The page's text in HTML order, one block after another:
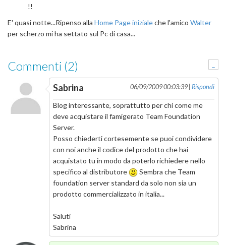
!!
E' quasi notte...Ripenso alla Home Page inizialeche l'amico Walter
per scherzo mi ha settato sul Pc di casa...
Commenti (2) -
Sabrina 06/09/2009 00:03:39 | Rispondi
Blog interessante, soprattutto per chi come me
deve acquistare il famigerato Team Foundation
Server.
Posso chiederti cortesemente se puoi condividere
con noi anche il codice del prodotto che hai
acquistato tu in modo da poterlo richiedere nello
specifico al distributore
Sembra che Team
foundation server standard da solo non sia un
prodotto commercializzato in italia...
Saluti
Sabrina